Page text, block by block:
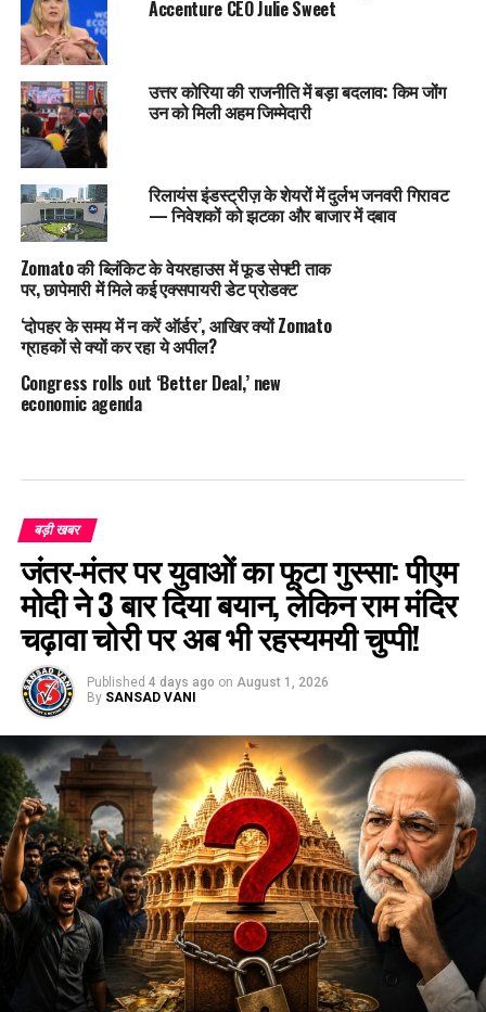
Accenture CEO Julie Sweet
उत्तर कोरिया की राजनीति में बड़ा बदलाव: किम जोंग
उन को मिली अहम जिम्मेदारी
रिलायंस इंडस्ट्रीज़ के शेयरों में दुर्लभ जनवरी गिरावट
— निवेशकों को झटका और बाजार में दबाव
Zomato की ब्लिंकिट के वेयरहाउस में फूड सेफ्टी ताक
पर, छापेमारी में मिले कई एक्सपायरी डेट प्रोडक्ट
‘दोपहर के समय में न करें ऑर्डर’, आखिर क्यों Zomato
ग्राहकों से क्यों कर रहा ये अपील?
Congress rolls out ‘Better Deal,’ new
economic agenda
बड़ी खबर
जंतर-मंतर पर युवाओं का फूटा गुस्सा: पीएम
मोदी ने 3 बार दिया बयान, लेकिन राम मंदिर
चढ़ावा चोरी पर अब भी रहस्यमयी चुप्पी!
Published 4 days ago on August 1, 2026
By SANSAD VANI